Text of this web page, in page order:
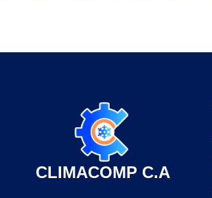
CLIMACOMP C.A